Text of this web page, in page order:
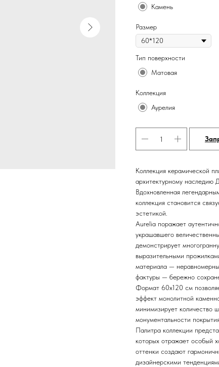
Камень
Размер
Тип поверхности
Матовая
Коллекция
Аурелия
Коллекция керамической
архитектурному наследию
Вдохновленная
коллекция становится
эстетикой.
Aurelia поражает
украшавшего
демонстрирует
выразительными
материала —
фактуры — бережно
Формат 60x120 см
эффект монолитной
минимизирует количество
монументальности
Палитра коллекции
которых отражает особый
оттенки создают
дизайнерскими